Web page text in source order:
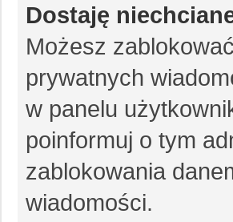
Dostaję
Możesz
prywatnych
w panelu
poinformuj o tym
zablokowania
wiadomości.